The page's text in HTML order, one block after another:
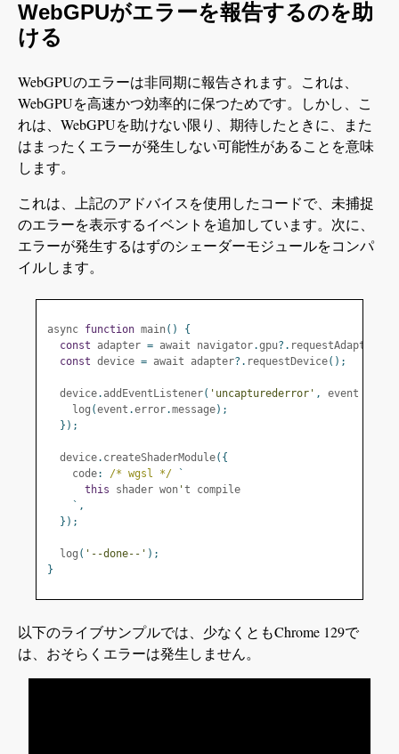
WebGPUがエラーを報告するのを助
ける
WebGPUのエラーは非同期に報告されます。これは、
WebGPUを高速かつ効率的に保つためです。しかし、こ
れは、WebGPUを助けない限り、期待したときに、また
はまったくエラーが発生しない可能性があることを意味
します。
これは、上記のアドバイスを使用したコードで、未捕捉
のエラーを表示するイベントを追加しています。次に、
エラーが発生するはずのシェーダーモジュールをコンパ
イルします。
async function main()
{
const adapter = await navigator.gpu?. requestAdapter
const device = await adapter?. requestDevice();
  device
. addEventListener( 'uncapturederror' , event
    log
(event .error.message);
});
  device
. createShaderModule({
    code
: /* wgsl */
`
this shader won 't compile
`,
});
  log
( '--done--' );
}
以下のライブサンプルでは、少なくともChrome 129で
は、おそらくエラーは発生しません。